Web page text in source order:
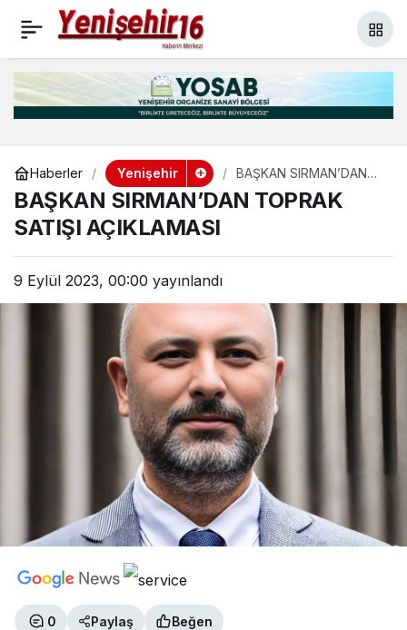
Haberler Yenişehir
BAŞKAN SIRMAN’DAN
AÇIKLAMASI
BAŞKAN SIRMAN’DAN TOPRAK
SATIŞI AÇIKLAMASI
9 Eylül 2023, 00:00 yayınlandı
0 Paylaş Beğen
MHP’DE YENİ YÖNETİM
BELLİ OLDU
Paylaş